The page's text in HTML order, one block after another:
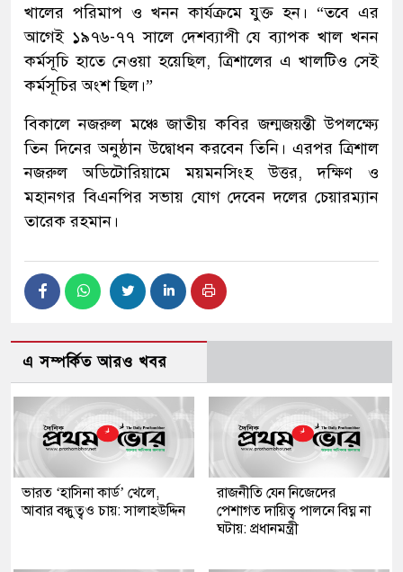
খালের পরিমাপ ও খনন কার্যক্রমে যুক্ত হন। “তবে এর
আগেই ১৯৭৬-৭৭ সালে দেশব্যাপী যে ব্যাপক খাল খনন
কর্মসূচি হাতে নেওয়া হয়েছিল, ত্রিশালের এ খালটিও সেই
কর্মসূচির অংশ ছিল।”
বিকালে নজরুল মঞ্চে জাতীয় কবির জন্মজয়ন্তী উপলক্ষ্যে
তিন দিনের অনুষ্ঠান উদ্বোধন করবেন তিনি। এরপর ত্রিশাল
নজরুল অডিটোরিয়ামে ময়মনসিংহ উত্তর, দক্ষিণ ও
মহানগর বিএনপির সভায় যোগ দেবেন দলের চেয়ারম্যান
তারেক রহমান।
এ সম্পর্কিত আরও খবর
ভারত ‘হাসিনা কার্ড’ খেলে,
আবার বন্ধুত্বও চায়: সালাহউদ্দিন
রাজনীতি যেন নিজেদের
পেশাগত দায়িত্ব পালনে বিঘ্ন না
ঘটায়: প্রধানমন্ত্রী